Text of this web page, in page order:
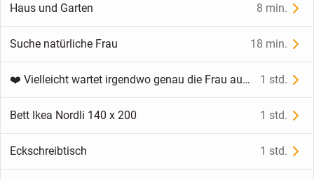
Haus und Garten 8 min.
Suche natürliche Frau 18 min.
❤️ Vielleicht wartet irgendwo genau die Frau auf mich, die mein Herz und meine Sinne berührt … ❤️ 1 std.
Bett Ikea Nordli 140 x 200 1 std.
Eckschreibtisch 1 std.